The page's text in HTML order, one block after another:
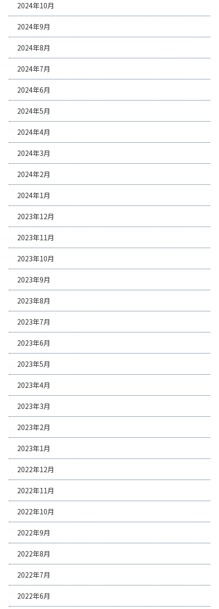
2024年10月
2024年9月
2024年8月
2024年7月
2024年6月
2024年5月
2024年4月
2024年3月
2024年2月
2024年1月
2023年12月
2023年11月
2023年10月
2023年9月
2023年8月
2023年7月
2023年6月
2023年5月
2023年4月
2023年3月
2023年2月
2023年1月
2022年12月
2022年11月
2022年10月
2022年9月
2022年8月
2022年7月
2022年6月